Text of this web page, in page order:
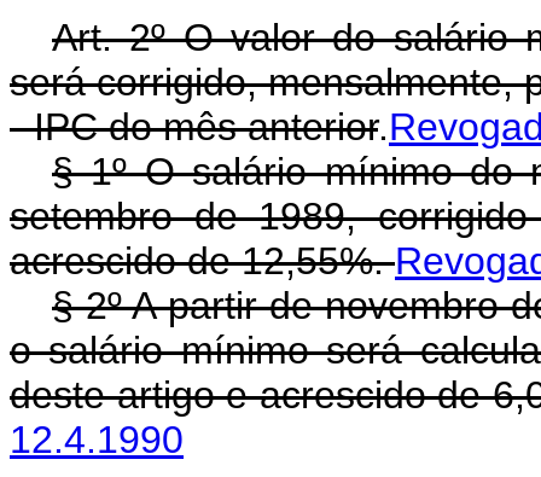
Art. 2º O valor do salário
será corrigido, mensalmente,
- IPC do mês anterior.
§ 1º O salário mínimo do
setembro de 1989,
acrescido de 12,55%.
§ 2º A partir de novembro
o salário mínimo será
deste artigo e acrescido de
12.4.1990